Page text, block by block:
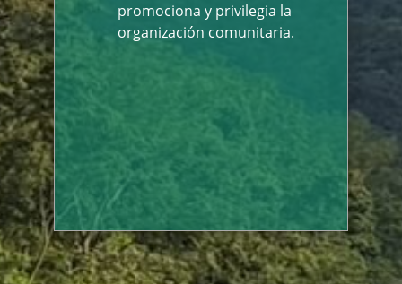
promociona y privilegia la
organización comunitaria.